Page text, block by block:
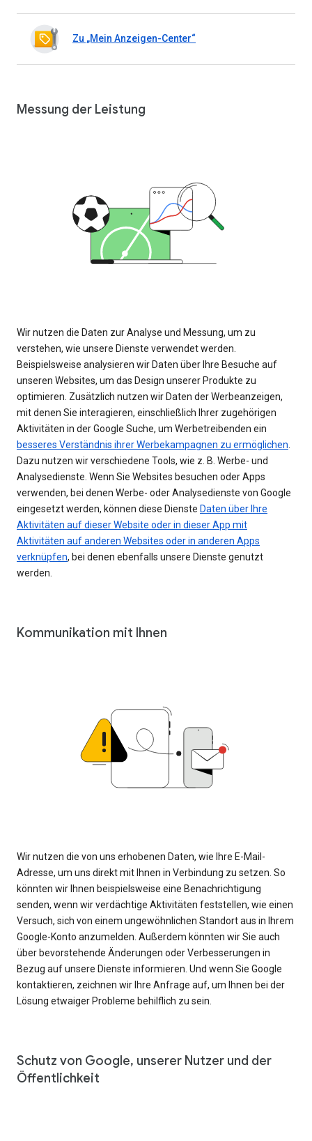
Zu „Mein Anzeigen-Center“
Messung der Leistung
Wir nutzen die Daten zur Analyse und Messung, um zu
verstehen, wie unsere Dienste verwendet werden.
Beispielsweise analysieren wir Daten über Ihre Besuche auf
unseren Websites, um das Design unserer Produkte zu
optimieren. Zusätzlich nutzen wir Daten der Werbeanzeigen,
mit denen Sie interagieren, einschließlich Ihrer zugehörigen
Aktivitäten in der Google Suche, um Werbetreibenden ein
besseres Verständnis ihrer Werbekampagnen zu ermöglichen.
Dazu nutzen wir verschiedene Tools, wie z. B. Werbe- und
Analysedienste. Wenn Sie Websites besuchen oder Apps
verwenden, bei denen Werbe- oder Analysedienste von Google
eingesetzt werden, können diese Dienste Daten über Ihre
Aktivitäten auf dieser Website oder in dieser App mit
Aktivitäten auf anderen Websites oder in anderen Apps
verknüpfen, bei denen ebenfalls unsere Dienste genutzt
werden.
Kommunikation mit Ihnen
Wir nutzen die von uns erhobenen Daten, wie Ihre E-Mail-
Adresse, um uns direkt mit Ihnen in Verbindung zu setzen. So
könnten wir Ihnen beispielsweise eine Benachrichtigung
senden, wenn wir verdächtige Aktivitäten feststellen, wie einen
Versuch, sich von einem ungewöhnlichen Standort aus in Ihrem
Google-Konto anzumelden. Außerdem könnten wir Sie auch
über bevorstehende Änderungen oder Verbesserungen in
Bezug auf unsere Dienste informieren. Und wenn Sie Google
kontaktieren, zeichnen wir Ihre Anfrage auf, um Ihnen bei der
Lösung etwaiger Probleme behilflich zu sein.
Schutz von Google, unserer Nutzer und der
Öffentlichkeit